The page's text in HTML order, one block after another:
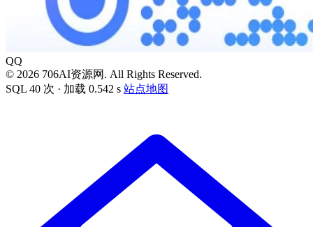
QQ
© 2026 706AI资源网. All Rights Reserved.
SQL 40 次 · 加载 0.542 s 站点地图